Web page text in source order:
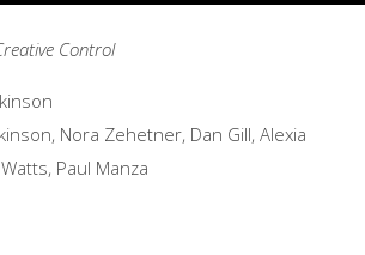
Control
Nora Zehetner, Dan Gill, Alexia
Paul Manza